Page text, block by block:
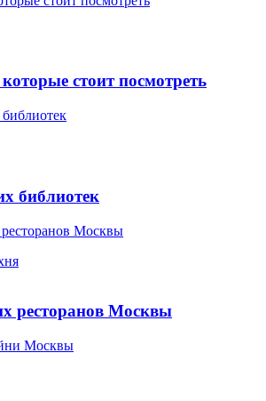
стоит посмотреть
библиотек
ресторанов Москвы